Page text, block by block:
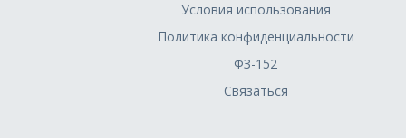
Условия использования
Политика конфиденциальности
ФЗ-152
Связаться